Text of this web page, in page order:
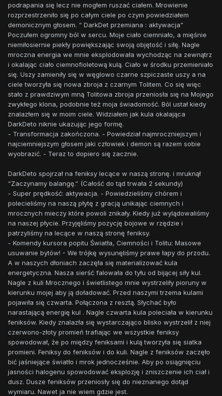
podrapania się lecz nie mogłem ruszać ciałem. Mrowienie
rozprzestrzeniło się po całym ciele po czym powiedziałem
demonicznym głosem. “ DarkDet przemiana : aktywacja”
Poczułem ogromny ból w sercu. Moje ciało ciemniało, a mięśnie
niemiłosiernie piekły powiększając swoją objętość i siłę. Nagle
mroczna energia we mnie eksplodowała wychodząc na zewnątrz
i okalając ciało ciemnofioletową kulą. Ciało w środku przemieniało
się. Uszy zamieniły się w węglowo czarne szpiczaste uszy a na
ciele tworzyła się nowa zbroja z czarnym Tolitem. Co się więc
stało z prawdziwym mną Tolitowa zbroja przeniosła się na Mojego
zwykłego klona, podobnie też moja świadomość. Ból ustał kiedy
znalazłem się w moim ciele. Widziałem jak kula okalająca
DarkDeto niknie ukazując jego formę.
- Transformacja zakończona. - Powiedział najmroczniejszym i
najciemniejszym głosem jaki człowiek i demon są razem sobie
wyobrazić. - Teraz to dopiero się zacznie.
DarkDeto spojrzał na feniksy lecące w naszą stronę. i mruknął
“Zaczynamy balangę.” (Całość do tąd trwała 2 sekundy)
- Super prędkość: aktywacja. - Powiedzieliśmy chórem i
polecieliśmy na naszą płytę z gracją unikając ciemnych i
mrocznych mieczy które powoli znikały. Kiedy już wylądowaliśmy
na naszej płycie. Przyjęliśmy pozycję bojowe w rzędzie i
patrzyliśmy na lecące w naszą stronę feniksy.
- Komendy kursora popitu Światła, Ciemności i Tolitu: Masowe
usuwanie bytów! - We trójkę wysunęliśmy prawe łapy do przodu.
A w naszych dłoniach zaczęła się materializować kula
energetyczna. Nasza sierść falowała do tyłu od bijącej siły kul.
Nagle z kuli Mrocznego i świetlistego mnie wystrzeliły pioruny w
kierunku mojej aby ją doładować. Przed naszymi trzema kulami
pojawiła się czwarta. Połączona z resztą. Słychać było
narastającą energię kul . Nagle czwarta kula poleciała w kierunku
feniksów. Kiedy znalazła się wystarczająco blisko wystrzelił z niej
czerwono-złoty promień trafiając we wszystkie feniksy
spowodował, że po między feniksami i kulą tworzyła się siatka
promieni. Feniksy do feniksów i do kuli. Nagle z feniksów zaczęło
bić jaśniejące światło i mrok jednocześnie. Aby po osiągnięciu
jasności halogenu spowodować eksplozję i zniszczenie ich ciał i
dusz. Dusze feniksów przeniosły się do nieznanego dotąd
wymiaru. Nawet ja nie wiem gdzie jest.